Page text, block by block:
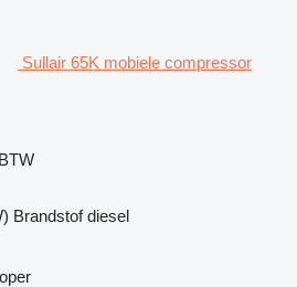
Sullair 65K mobiele compressor
Brandstof diesel